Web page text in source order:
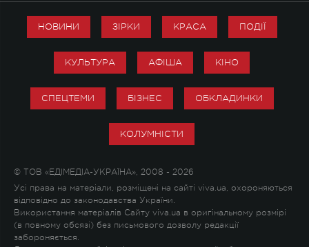
НОВИНИ ЗІРКИ КРАСА ПОДІЇ
КУЛЬТУРА АФІША КІНО
СПЕЦТЕМИ БІЗНЕС ОБКЛАДИНКИ
КОЛУМНІСТИ
© ТОВ «ЕДІМЕДІА-УКРАЇНА», 2008 - 2026
Усі права на матеріали, розміщені на сайті viva.ua, охороняються
відповідно до законодавства України.
Використання матеріалів Сайту viva.ua в оригінальному розмірі
(в повному обсязі) без письмового дозволу редакції
забороняється.